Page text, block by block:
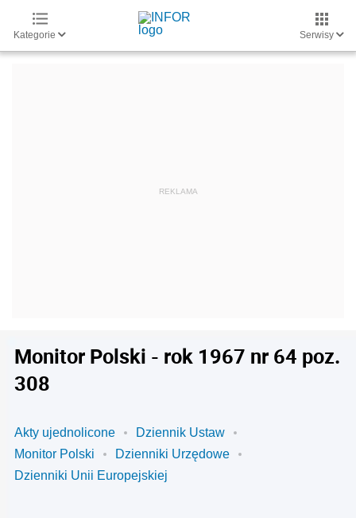
Kategorie Serwisy
Monitor Polski - rok 1967 nr 64 poz.
308
Akty ujednolicone
Dziennik Ustaw
Monitor Polski
Dzienniki Urzędowe
Dzienniki Unii Europejskiej